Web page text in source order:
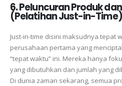
6. Peluncuran Produk
(Pelatihan Just-in-
Just-in-time disini maksudnya tepat
perusahaan pertama yang
“tepat waktu” ini. Mereka hanya
yang dibutuhkan dan jumlah yang
Di dunia zaman sekarang, semua